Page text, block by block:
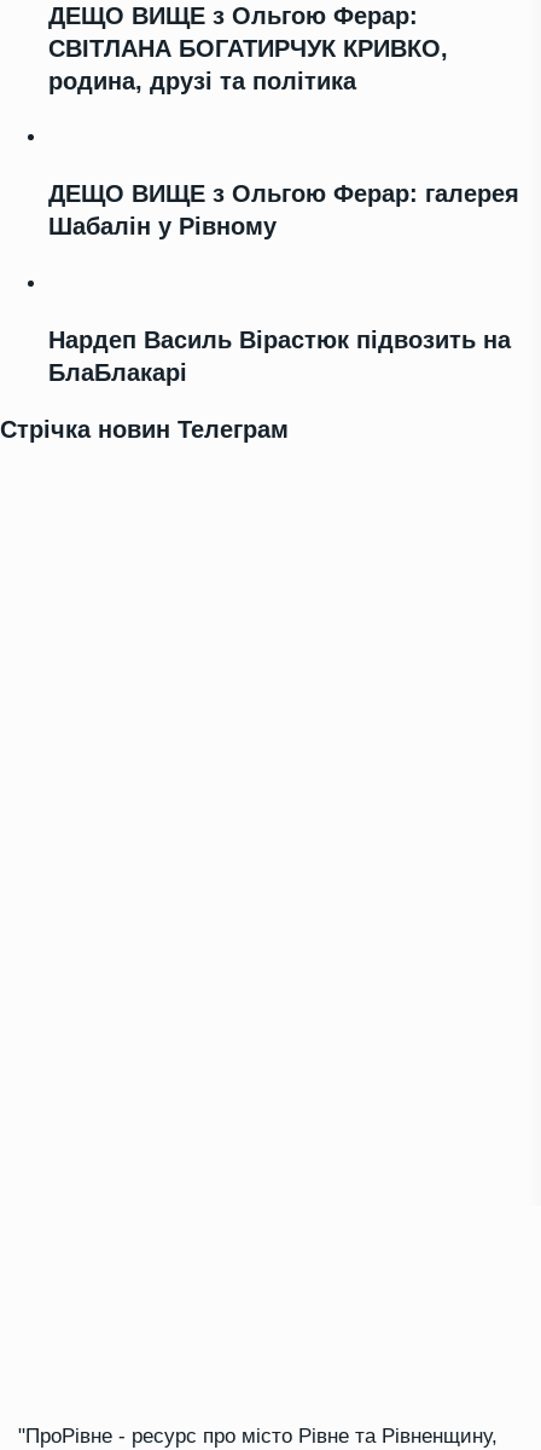
ДЕЩО ВИЩЕ з Ольгою Ферар:
СВІТЛАНА БОГАТИРЧУК КРИВКО,
родина, друзі та політика
ДЕЩО ВИЩЕ з Ольгою Ферар: галерея
Шабалін у Рівному
Нардеп Василь Вірастюк підвозить на
БлаБлакарі
Стрічка новин Телеграм
"ПроРівне - ресурс про місто Рівне та Рівненщину,